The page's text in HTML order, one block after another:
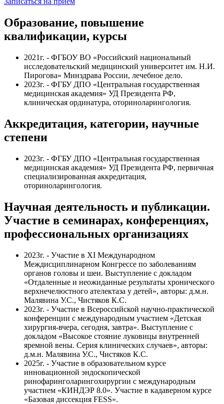
Образование, повышение
квалификации, курсы
2021г. - ФГБОУ ВО «Российский национальный
исследовательский медицинский университет им. Н.И.
Пирогова» Минздрава России, лечебное дело.
2023г. - ФГБУ ДПО «Центральная государственная
медицинская академия» УД Президента РФ,
клиническая ординатура, оториноларингология.
Аккредитация, категории, научные
степени
2023г. - ФГБУ ДПО «Центральная государственная
медицинская академия» УД Президента РФ, первичная
специализированная аккредитация,
оториноларингология.
Научная деятельность и публикации.
Участие в семинарах, конференциях,
профессиональных организациях
2023г. - Участие в XI Международном
Междисциплинарном Конгрессе по заболеваниям
органов головы и шеи. Выступление с докладом
«Отдаленные и неожиданные результаты хронического
верхнечелюстного ателектаза у детей», авторы: д.м.н.
Малявина У.С., Чистяков К.С.
2023г. - Участие в Всероссийской научно-практической
конференции с международным участием «Детская
хирургия-вчера, сегодня, завтра». Выступление с
докладом «Высокое стояние луковицы внутренней
яремной вены. Серия клинических случаев», авторы:
д.м.н. Малявина У.С., Чистяков К.С.
2025г. - Участие в образовательном курсе
инновационной эндоскопической
ринофаринголарингохирургии с международным
участием «КИНДЭР 8.0». Участие в кадаверном курсе
«Базовая диссекция FESS».